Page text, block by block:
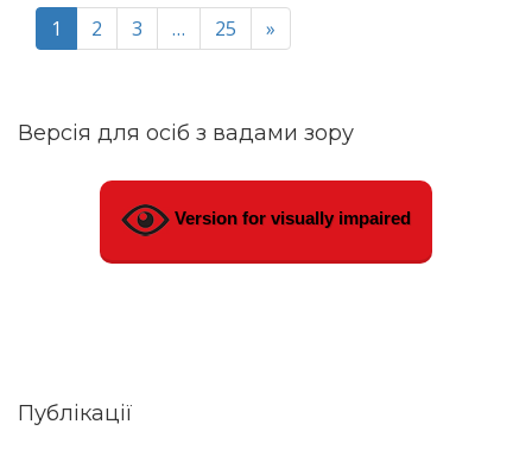
1 2 3 … 25 »
Версія для осіб з вадами зору
Version for visually impaired
Публікації